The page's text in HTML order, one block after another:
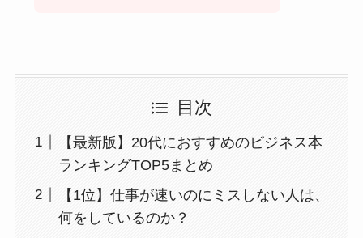
目次
【最新版】20代におすすめのビジネス本
ランキングTOP5まとめ
【1位】仕事が速いのにミスしない人は、
何をしているのか？